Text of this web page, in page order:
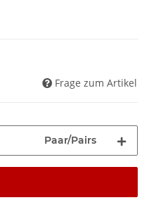
Frage zum Artikel
Paar/Pairs